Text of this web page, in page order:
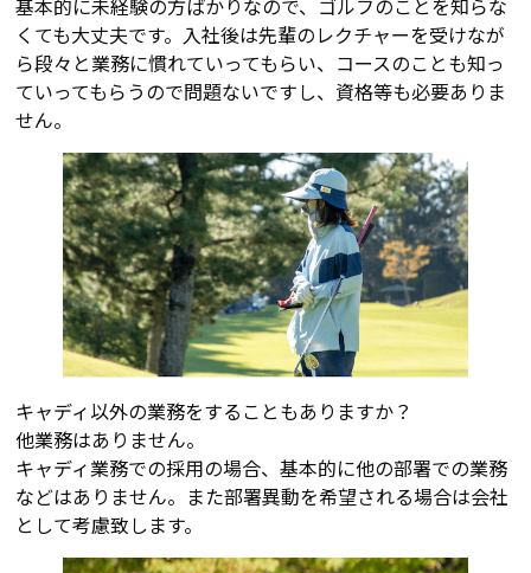
基本的に未経験の方ばかりなので、ゴルフのことを知らな
くても大丈夫です。入社後は先輩のレクチャーを受けなが
ら段々と業務に慣れていってもらい、コースのことも知っ
ていってもらうので問題ないですし、資格等も必要ありま
せん。
キャディ以外の業務をすることもありますか？
他業務はありません。
キャディ業務での採用の場合、基本的に他の部署での業務
などはありません。また部署異動を希望される場合は会社
として考慮致します。